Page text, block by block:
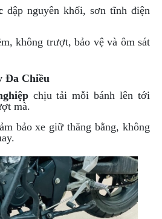
dập nguyên khối, sơn tĩnh điện
không trượt, bảo vệ và ôm sát
Đa Chiều
chịu tải mỗi bánh lên tới
mà.
bảo xe giữ thăng bằng, không